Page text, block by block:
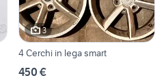
3
4 Cerchi in lega smart
450 €